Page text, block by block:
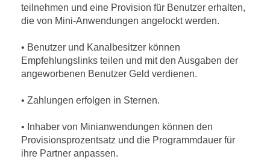
teilnehmen und eine Provision für Benutzer erhalten,
die von Mini-Anwendungen angelockt werden.
• Benutzer und Kanalbesitzer können
Empfehlungslinks teilen und mit den Ausgaben der
angeworbenen Benutzer Geld verdienen.
• Zahlungen erfolgen in Sternen.
• Inhaber von Minianwendungen können den
Provisionsprozentsatz und die Programmdauer für
ihre Partner anpassen.